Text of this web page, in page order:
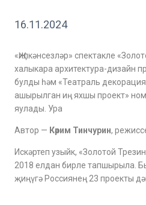
16.11.2024
«Җилкәнсезләр» спектакле
халыкара архитектура-дизайн
булды һәм «Театраль
ашырылган иң яхшы проект»
яулады. Ура
Автор — Кәрим Тинчурин,
Искәртеп узыйк, «Золотой
2018 елдан бирле тапшырыла.
җиңүгә Россиянең 23 проекты